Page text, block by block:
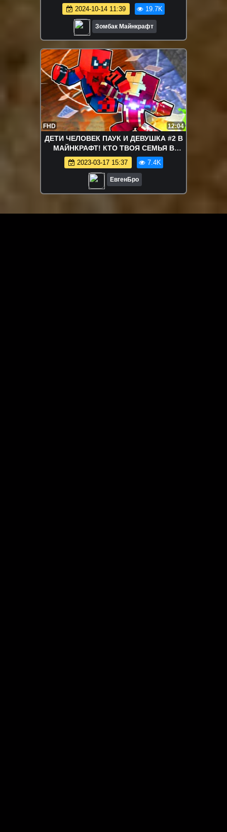
ГОЛОВОЛОМКА 2 МИМИМИШКИ В
МАЙНКРАФТ ЗОМБАК
2024-10-14 11:39 19.7K
Зомбак Майнкрафт
FHD 12:04
ДЕТИ ЧЕЛОВЕК ПАУК И ДЕВУШКА #2 В
МАЙНКРАФТ! КТО ТВОЯ СЕМЬЯ В
MINECRAFT! WHO'S YOUR FAMILY
ROLEPLAY
2023-03-17 15:37 7.4K
ЕвгенБро